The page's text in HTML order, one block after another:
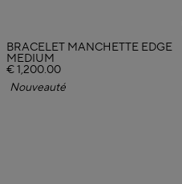
BRACELET MANCHETTE EDGE
MEDIUM
€ 1,200.00
Nouveauté